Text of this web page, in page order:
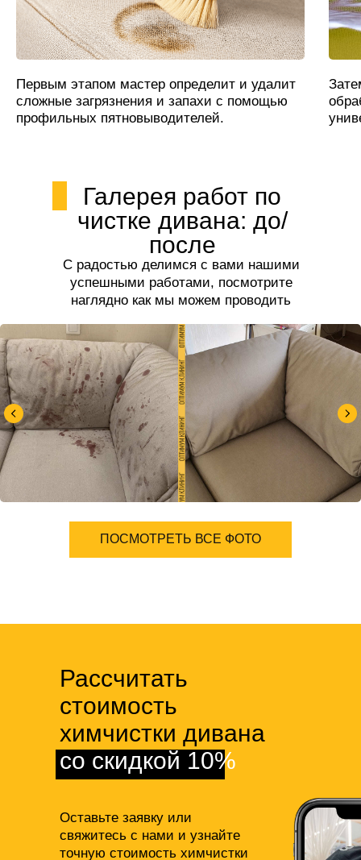
Первым этапом мастер определит и удалит
сложные загрязнения и запахи с помощью
профильных пятновыводителей.
Галерея работ по
чистке дивана: до/
после
С радостью делимся с вами нашими
успешными работами, посмотрите
наглядно как мы можем проводить
ПОСМОТРЕТЬ ВСЕ ФОТО
Оставьте заявку или
свяжитесь с нами и узнайте
точную стоимость химчистки
Рассчитать
стоимость
химчистки дивана
со скидкой 10%